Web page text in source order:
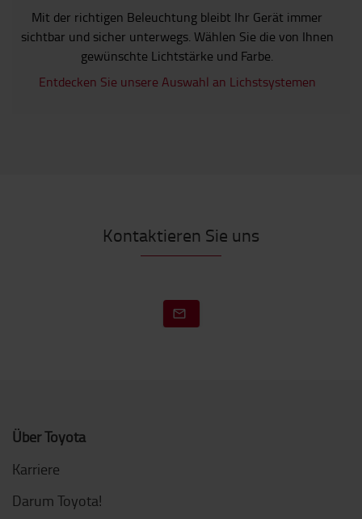
Mit der richtigen Beleuchtung bleibt Ihr Gerät immer
sichtbar und sicher unterwegs. Wählen Sie die von Ihnen
gewünschte Lichtstärke und Farbe.
Entdecken Sie unsere Auswahl an Lichstsystemen
Kontaktieren Sie uns
Über Toyota
Karriere
Darum Toyota!